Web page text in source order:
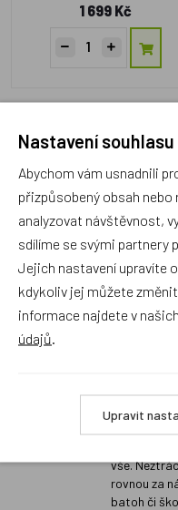
1 699 Kč
Děláme
znát.
základem
úžasných
vše.
rovnou za
batoh či
Nastavení
Abychom vám usnadnili
přizpůsobený obsah nebo
analyzovat návštěvnost,
sdílíme se svými partnery
Jejich nastavení upravíte
kdykoliv jej můžete
informace najdete v našich
údajů
Upravit